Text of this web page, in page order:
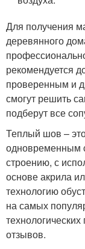
Для получения
деревянного
рекомендуется
проверенным и
смогут решить
подберут все
Теплый шов –
одновременным
строению, с
основе акрила
технологию
на самых
отзывов.